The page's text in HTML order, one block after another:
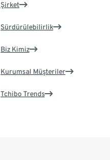
Şirket
Sürdürülebilirlik
Biz Kimiz
Kurumsal Müşteriler
Tchibo Trends